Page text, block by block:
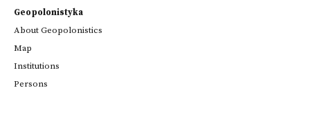
Geopolonistyka
About Geopolonistics
Map
Institutions
Persons